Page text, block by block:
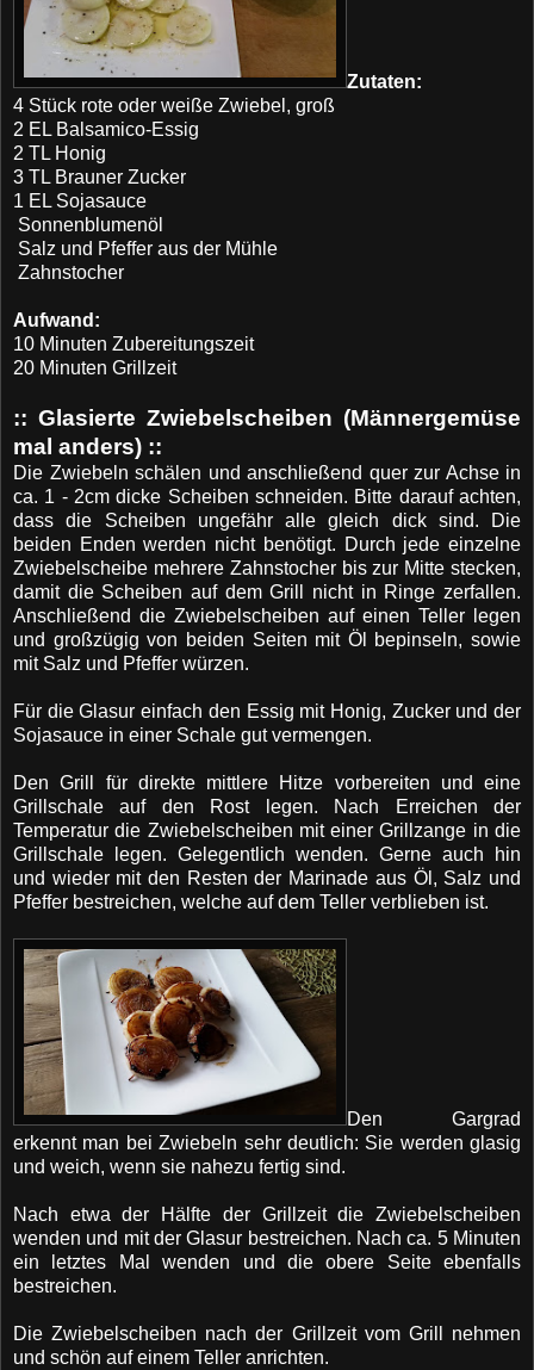
Zutaten:
4 Stück rote oder weiße Zwiebel, groß
2 EL Balsamico-Essig
2 TL Honig
3 TL Brauner Zucker
1 EL Sojasauce
Sonnenblumenöl
Salz und Pfeffer aus der Mühle
Zahnstocher
Aufwand:
10 Minuten Zubereitungszeit
20 Minuten Grillzeit
:: Glasierte Zwiebelscheiben (Männergemüse
mal anders) ::
Die Zwiebeln schälen und anschließend quer zur Achse in
ca. 1 - 2cm dicke Scheiben schneiden. Bitte darauf achten,
dass die Scheiben ungefähr alle gleich dick sind. Die
beiden Enden werden nicht benötigt. Durch jede einzelne
Zwiebelscheibe mehrere Zahnstocher bis zur Mitte stecken,
damit die Scheiben auf dem Grill nicht in Ringe zerfallen.
Anschließend die Zwiebelscheiben auf einen Teller legen
und großzügig von beiden Seiten mit Öl bepinseln, sowie
mit Salz und Pfeffer würzen.
Für die Glasur einfach den Essig mit Honig, Zucker und der
Sojasauce in einer Schale gut vermengen.
Den Grill für direkte mittlere Hitze vorbereiten und eine
Grillschale auf den Rost legen. Nach Erreichen der
Temperatur die Zwiebelscheiben mit einer Grillzange in die
Grillschale legen. Gelegentlich wenden. Gerne auch hin
und wieder mit den Resten der Marinade aus Öl, Salz und
Pfeffer bestreichen, welche auf dem Teller verblieben ist.
Den Gargrad
erkennt man bei Zwiebeln sehr deutlich: Sie werden glasig
und weich, wenn sie nahezu fertig sind.
Nach etwa der Hälfte der Grillzeit die Zwiebelscheiben
wenden und mit der Glasur bestreichen. Nach ca. 5 Minuten
ein letztes Mal wenden und die obere Seite ebenfalls
bestreichen.
Die Zwiebelscheiben nach der Grillzeit vom Grill nehmen
und schön auf einem Teller anrichten.